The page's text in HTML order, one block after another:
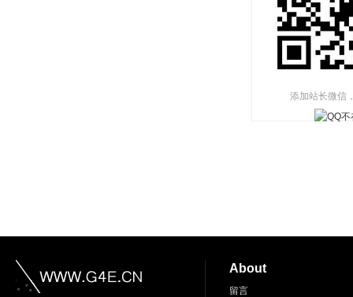
添加站长微信
About
留言